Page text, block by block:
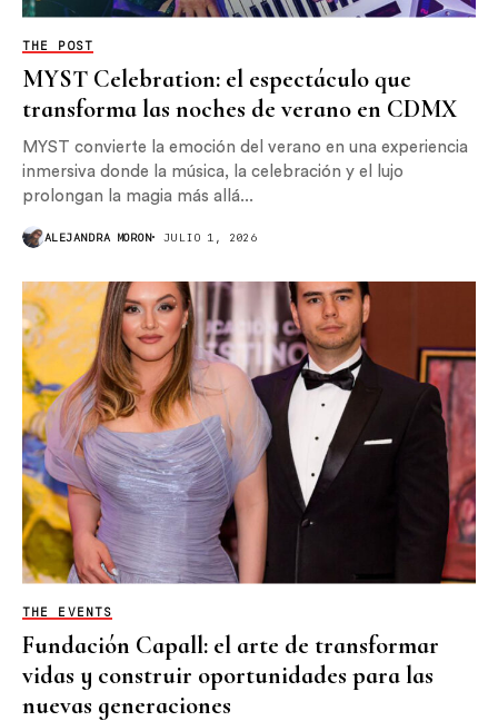
THE POST
MYST Celebration: el espectáculo que
transforma las noches de verano en CDMX
MYST convierte la emoción del verano en una experiencia
inmersiva donde la música, la celebración y el lujo
prolongan la magia más allá...
ALEJANDRA MORON JULIO 1, 2026
THE EVENTS
Fundación Capall: el arte de transformar
vidas y construir oportunidades para las
nuevas generaciones